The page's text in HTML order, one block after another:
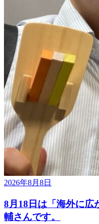
2026年8月8日
8月18日は「海外に広
輔さんです。